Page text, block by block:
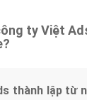
ty Việt
thành lập từ